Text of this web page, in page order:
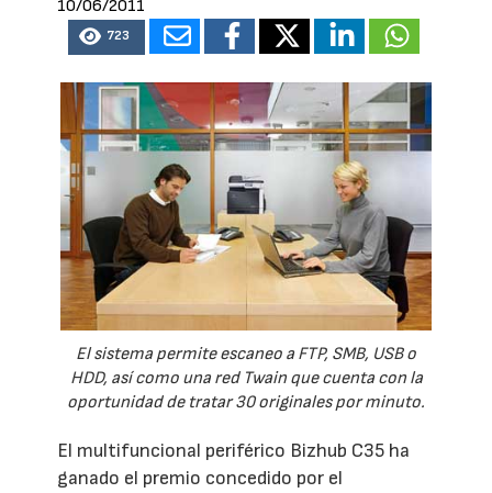
10/06/2011
723
El sistema permite escaneo a FTP, SMB, USB o
HDD, así como una red Twain que cuenta con la
oportunidad de tratar 30 originales por minuto.
El multifuncional periférico Bizhub C35 ha
ganado el premio concedido por el